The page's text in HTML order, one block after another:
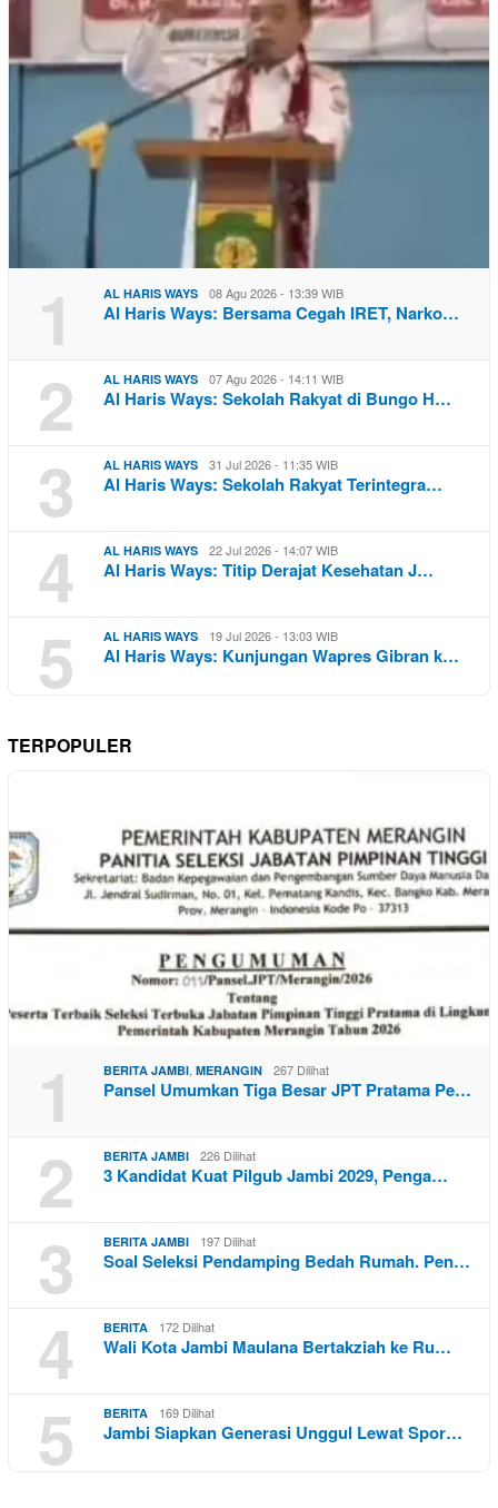
1 AL HARIS WAYS 08 Agu 2026 - 13:39 WIB
Al Haris Ways: Bersama Cegah IRET, Narko…
2 AL HARIS WAYS 07 Agu 2026 - 14:11 WIB
Al Haris Ways: Sekolah Rakyat di Bungo H…
3 AL HARIS WAYS 31 Jul 2026 - 11:35 WIB
Al Haris Ways: Sekolah Rakyat Terintegra…
4 AL HARIS WAYS 22 Jul 2026 - 14:07 WIB
Al Haris Ways: Titip Derajat Kesehatan J…
5 AL HARIS WAYS 19 Jul 2026 - 13:03 WIB
Al Haris Ways: Kunjungan Wapres Gibran k…
TERPOPULER
1 BERITA JAMBI, MERANGIN 267 Dilihat
Pansel Umumkan Tiga Besar JPT Pratama Pe…
2 BERITA JAMBI 226 Dilihat
3 Kandidat Kuat Pilgub Jambi 2029, Penga…
3 BERITA JAMBI 197 Dilihat
Soal Seleksi Pendamping Bedah Rumah. Pen…
4 BERITA 172 Dilihat
Wali Kota Jambi Maulana Bertakziah ke Ru…
5 BERITA 169 Dilihat
Jambi Siapkan Generasi Unggul Lewat Spor…